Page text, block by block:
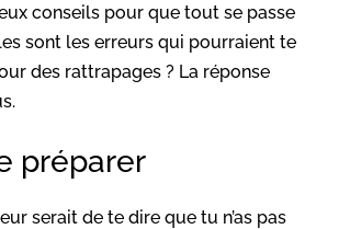
conseils pour que tout se passe
sont les erreurs qui pourraient te
des rattrapages ? La réponse
préparer
serait de te dire que tu n’as pas